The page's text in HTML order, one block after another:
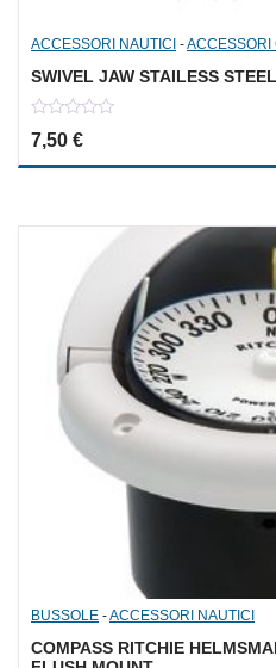
ACCESSORI NAUTICI -ACCESSORI
SWIVEL JAW STAILESS
0
out
7,50 €
BUSSOLE -ACCESSORI NAUTICI
COMPASS RITCHIE